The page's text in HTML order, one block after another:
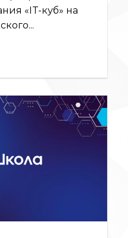
«IT-куб» на